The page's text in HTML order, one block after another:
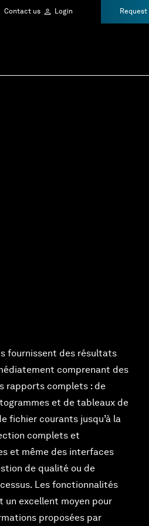
Contact us Login Request
fournissent des résultats
comprenant des
rapports complets : de
et de tableaux de
fichier courants jusqu’à la
complets et
et même des interfaces
de qualité ou de
Les fonctionnalités
un excellent moyen pour
proposées par